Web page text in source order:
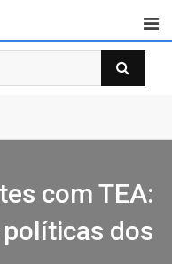
é modismo, é
com TEA:
dos